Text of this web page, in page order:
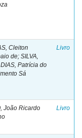
Cleiton
de; SILVA,
Patrícia do
Sá
Livro
João Ricardo
Livro